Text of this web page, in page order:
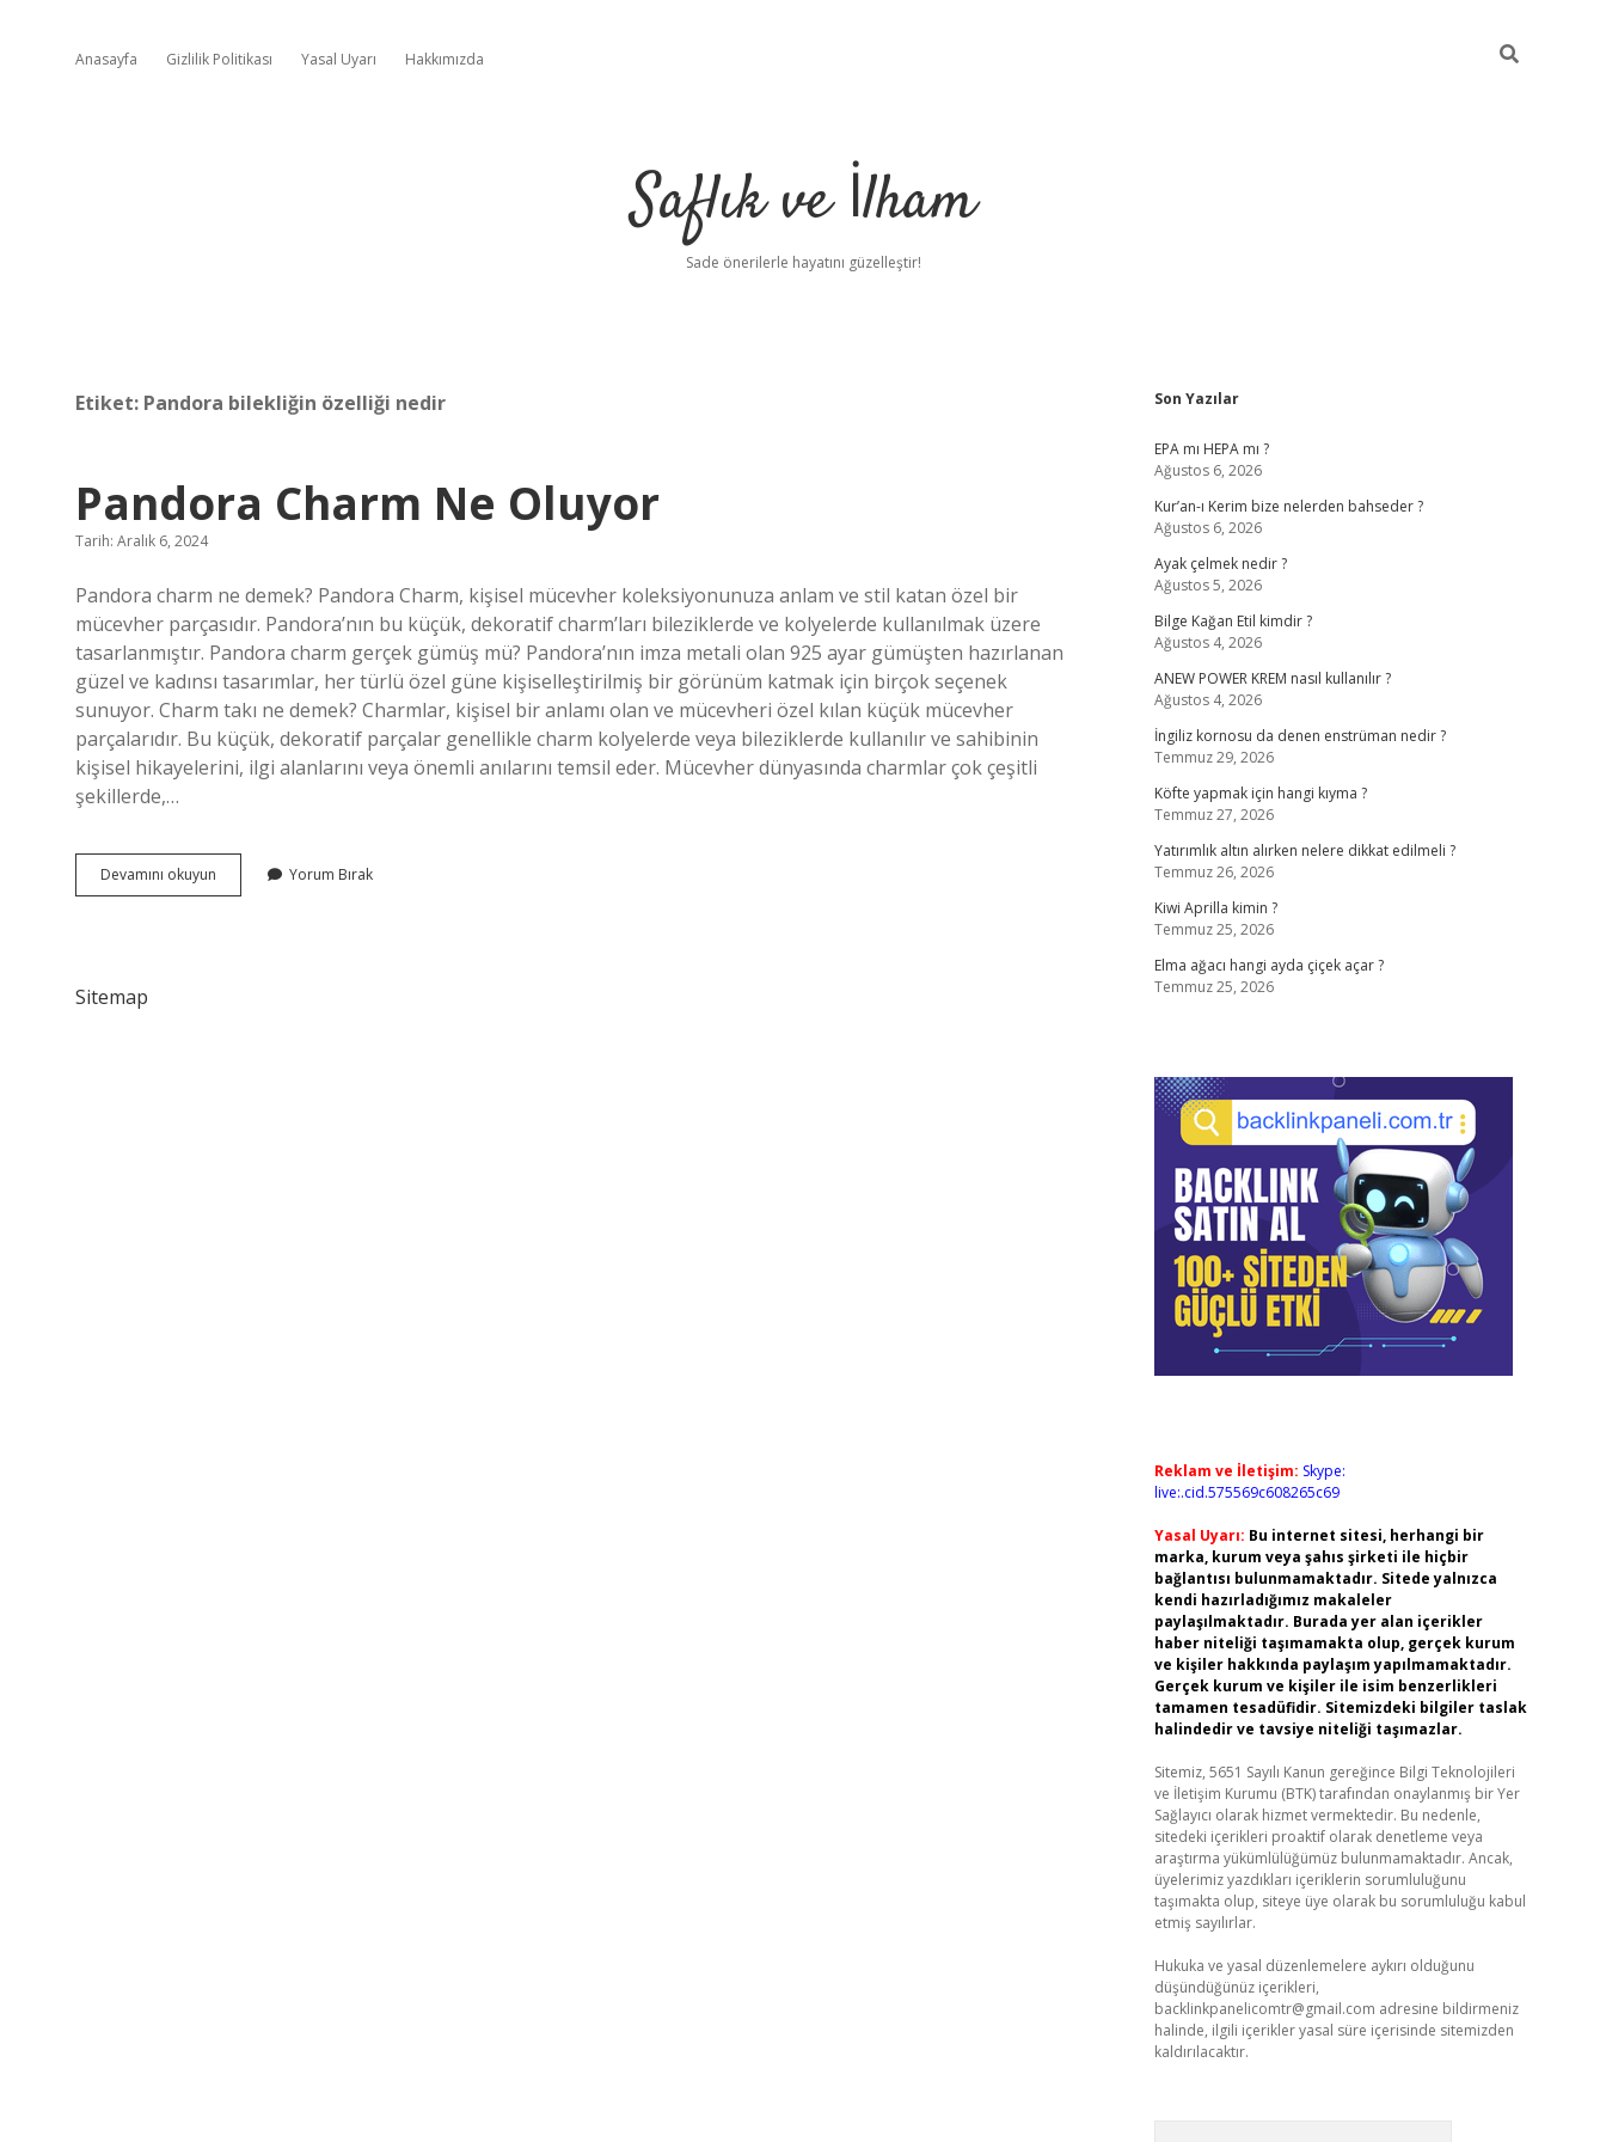
Anasayfa Gizlilik Politikası Yasal Uyarı Hakkımızda
Saflık ve İlham
Sade önerilerle hayatını güzelleştir!
Etiket: Pandora bilekliğin özelliği nedir
Pandora Charm Ne Oluyor
Tarih: Aralık 6, 2024
Pandora charm ne demek? Pandora Charm, kişisel mücevher koleksiyonunuza anlam ve stil katan özel bir
mücevher parçasıdır. Pandora’nın bu küçük, dekoratif charm’ları bileziklerde ve kolyelerde kullanılmak üzere
tasarlanmıştır. Pandora charm gerçek gümüş mü? Pandora’nın imza metali olan 925 ayar gümüşten hazırlanan
güzel ve kadınsı tasarımlar, her türlü özel güne kişiselleştirilmiş bir görünüm katmak için birçok seçenek
sunuyor. Charm takı ne demek? Charmlar, kişisel bir anlamı olan ve mücevheri özel kılan küçük mücevher
parçalarıdır. Bu küçük, dekoratif parçalar genellikle charm kolyelerde veya bileziklerde kullanılır ve sahibinin
kişisel hikayelerini, ilgi alanlarını veya önemli anılarını temsil eder. Mücevher dünyasında charmlar çok çeşitli
şekillerde,…
Devamını okuyun Pandora
Charm
Yorum Bırak
Sitemap
Sidebar
Son Yazılar
EPA mı HEPA mı ?
Ağustos 6, 2026
Kur’an-ı Kerim bize nelerden bahseder ?
Ağustos 6, 2026
Ayak çelmek nedir ?
Ağustos 5, 2026
Bilge Kağan Etil kimdir ?
Ağustos 4, 2026
ANEW POWER KREM nasıl kullanılır ?
Ağustos 4, 2026
İngiliz kornosu da denen enstrüman nedir ?
Temmuz 29, 2026
Köfte yapmak için hangi kıyma ?
Temmuz 27, 2026
Yatırımlık altın alırken nelere dikkat edilmeli ?
Temmuz 26, 2026
Kiwi Aprilla kimin ?
Temmuz 25, 2026
Elma ağacı hangi ayda çiçek açar ?
Temmuz 25, 2026
Reklam ve İletişim: Skype:
live:.cid.575569c608265c69
Yasal Uyarı: Bu internet sitesi, herhangi bir
marka, kurum veya şahıs şirketi ile hiçbir
bağlantısı bulunmamaktadır. Sitede yalnızca
kendi hazırladığımız makaleler
paylaşılmaktadır. Burada yer alan içerikler
haber niteliği taşımamakta olup, gerçek kurum
ve kişiler hakkında paylaşım yapılmamaktadır.
Gerçek kurum ve kişiler ile isim benzerlikleri
tamamen tesadüfidir. Sitemizdeki bilgiler taslak
halindedir ve tavsiye niteliği taşımazlar.
Sitemiz, 5651 Sayılı Kanun gereğince Bilgi Teknolojileri
ve İletişim Kurumu (BTK) tarafından onaylanmış bir Yer
Sağlayıcı olarak hizmet vermektedir. Bu nedenle,
sitedeki içerikleri proaktif olarak denetleme veya
araştırma yükümlülüğümüz bulunmamaktadır. Ancak,
üyelerimiz yazdıkları içeriklerin sorumluluğunu
taşımakta olup, siteye üye olarak bu sorumluluğu kabul
etmiş sayılırlar.
Hukuka ve yasal düzenlemelere aykırı olduğunu
düşündüğünüz içerikleri,
backlinkpanelicomtr@gmail.com adresine bildirmeniz
halinde, ilgili içerikler yasal süre içerisinde sitemizden
kaldırılacaktır.